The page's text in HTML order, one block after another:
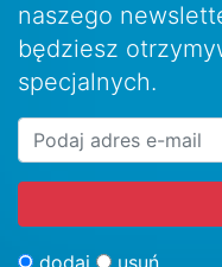
naszego
będziesz
specjalnych.